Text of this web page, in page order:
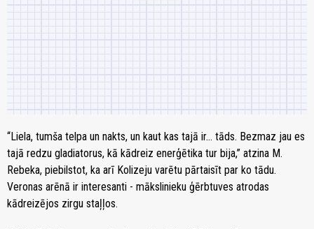
“Liela, tumša telpa un nakts, un kaut kas tajā ir… tāds. Bezmaz jau es
tajā redzu gladiatorus, kā kādreiz enerģētika tur bija,” atzina M.
Rebeka, piebilstot, ka arī Kolizeju varētu pārtaisīt par ko tādu.
Veronas arēnā ir interesanti - mākslinieku ģērbtuves atrodas
kādreizējos zirgu staļļos.